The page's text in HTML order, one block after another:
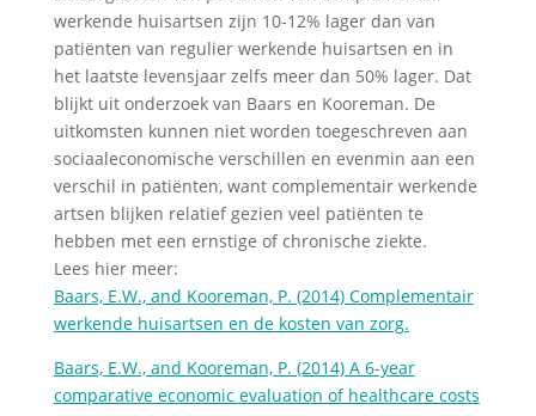
werkende huisartsen zijn 10-12% lager dan van
patiënten van regulier werkende huisartsen en in
het laatste levensjaar zelfs meer dan 50% lager. Dat
blijkt uit onderzoek van Baars en Kooreman. De
uitkomsten kunnen niet worden toegeschreven aan
sociaaleconomische verschillen en evenmin aan een
verschil in patiënten, want complementair werkende
artsen blijken relatief gezien veel patiënten te
hebben met een ernstige of chronische ziekte.
Lees hier meer:
Baars, E.W., and Kooreman, P. (2014) Complementair
werkende huisartsen en de kosten van zorg.
Baars, E.W., and Kooreman, P. (2014) A 6-year
comparative economic evaluation of healthcare costs